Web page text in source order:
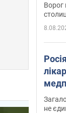
Ворог
не